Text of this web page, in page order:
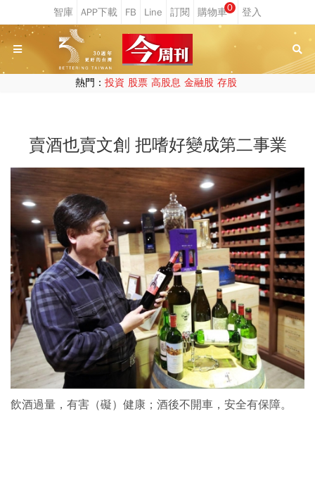
0
熱門： 投資 股票 高股息 金融股 存股
賣酒也賣文創 把嗜好變成第二事業
飲酒過量，有害（礙）健康；酒後不開車，安全有保障。